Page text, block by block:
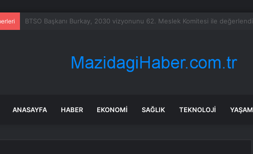
ABD, Fly Baghdad Havayolları’na yönelik yaptırımları kaldırdı
ANASAYFA HABER EKONOMI SAĞLIK TEKNOLOJI YAŞAM